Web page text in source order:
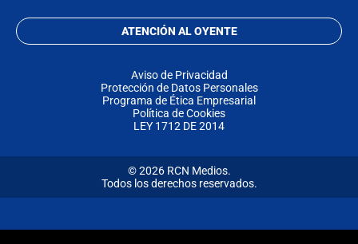
ATENCIÓN AL OYENTE
Aviso de Privacidad
Protección de Datos Personales
Programa de Ética Empresarial
Política de Cookies
LEY 1712 DE 2014
© 2026 RCN Medios.
Todos los derechos reservados.